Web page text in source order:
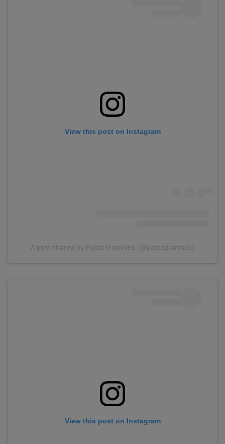
View this post on Instagram
A post shared by Pasta Grannies (@pastagrannies)
View this post on Instagram